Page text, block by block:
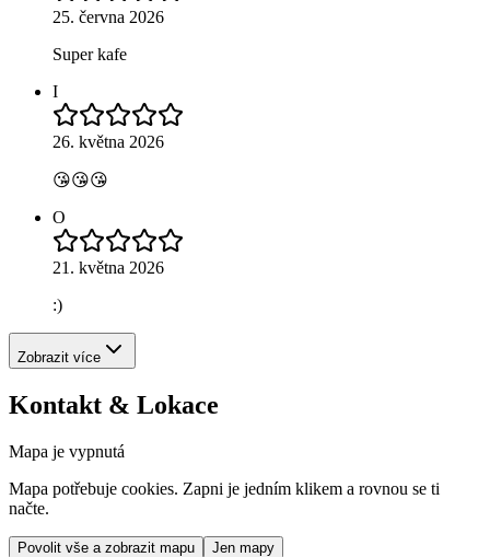
25. června 2026
Super kafe
I
26. května 2026
😘😘😘
O
21. května 2026
:)
Zobrazit více
Kontakt & Lokace
Mapa je vypnutá
Mapa potřebuje cookies. Zapni je jedním klikem a rovnou se ti
načte.
Povolit vše a zobrazit mapu Jen mapy